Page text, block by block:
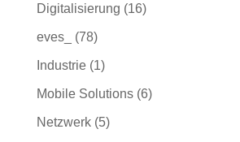
Digitalisierung (16)
eves_ (78)
Industrie(1)
Mobile Solutions(6)
Netzwerk(5)